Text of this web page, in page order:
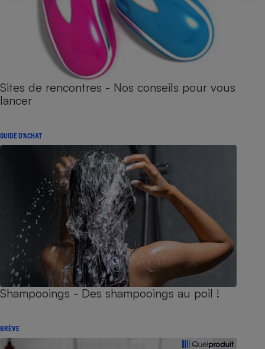
Sites de rencontres - Nos conseils pour vous
lancer
GUIDE D'ACHAT
Shampooings - Des shampooings au poil !
BRÈVE